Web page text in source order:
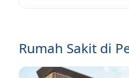
Rumah Sakit di